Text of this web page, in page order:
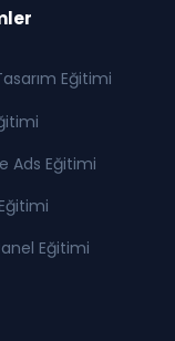
Eğitimi
Ads Eğitimi
Eğitimi